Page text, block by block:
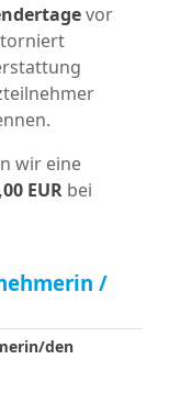
vor
wir eine
EUR bei
/
den